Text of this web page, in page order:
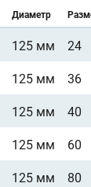
Диаметр
125 мм 24
125 мм 36
125 мм 40
125 мм 60
125 мм 80